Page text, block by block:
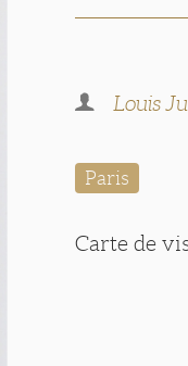
Louis
Paris
Carte de